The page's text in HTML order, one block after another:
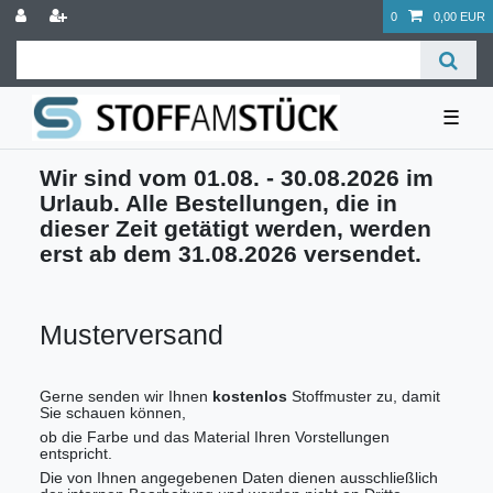
0 0,00 EUR
☰
Wir sind vom 01.08. - 30.08.2026 im
Urlaub. Alle Bestellungen, die in
dieser Zeit getätigt werden, werden
erst ab dem 31.08.2026 versendet.
Musterversand
Gerne senden wir Ihnen kostenlos Stoffmuster zu, damit
Sie schauen können,
ob die Farbe und das Material Ihren Vorstellungen
entspricht.
Die von Ihnen angegebenen Daten dienen ausschließlich